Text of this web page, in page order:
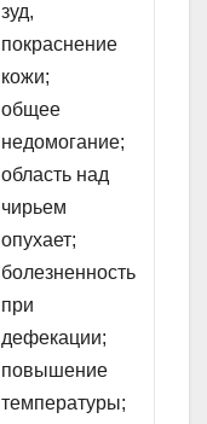
зуд,
покраснение
кожи;
общее
недомогание;
область над
чирьем
опухает;
болезненность
при
дефекации;
повышение
температуры;